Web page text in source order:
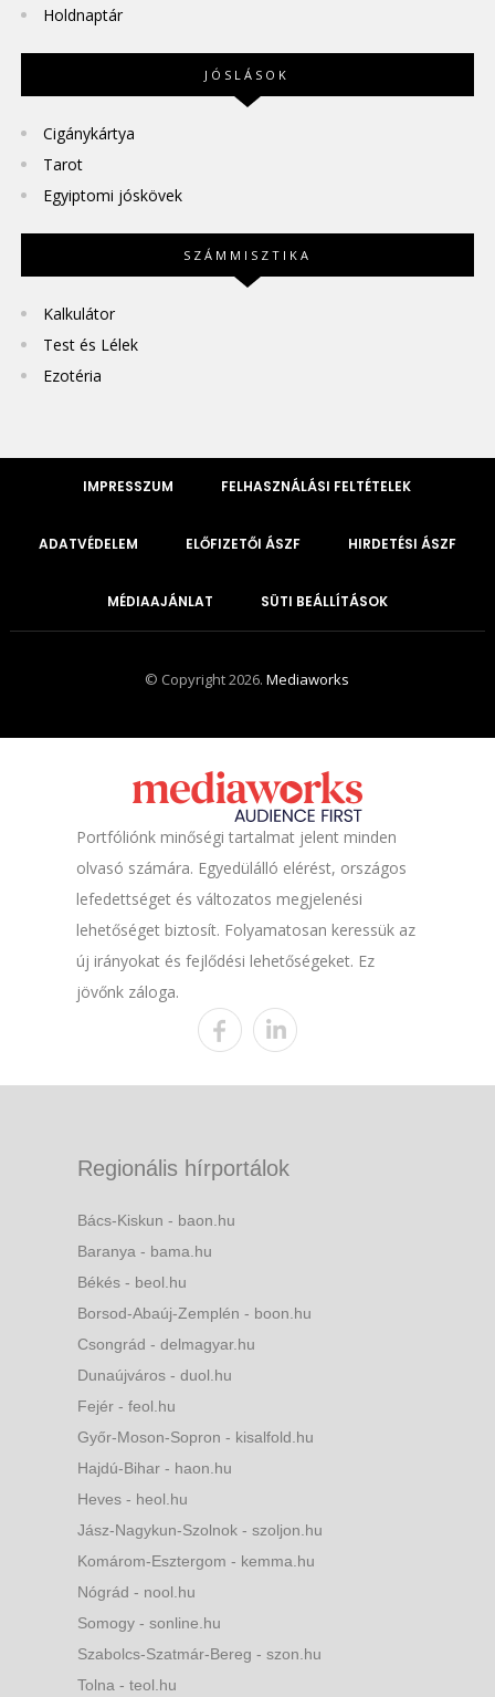
Holdnaptár
JÓSLÁSOK
Cigánykártya
Tarot
Egyiptomi jóskövek
SZÁMMISZTIKA
Kalkulátor
Test és Lélek
Ezotéria
IMPRESSZUM FELHASZNÁLÁSI FELTÉTELEK
ADATVÉDELEM ELŐFIZETŐI ÁSZF HIRDETÉSI ÁSZF
MÉDIAAJÁNLAT SÜTI BEÁLLÍTÁSOK
© Copyright 2026.Mediaworks
Portfóliónk minőségi tartalmat jelent minden
olvasó számára. Egyedülálló elérést, országos
lefedettséget és változatos megjelenési
lehetőséget biztosít. Folyamatosan keressük az
új irányokat és fejlődési lehetőségeket. Ez
jövőnk záloga.
Regionális hírportálok
Bács-Kiskun - baon.hu
Baranya - bama.hu
Békés - beol.hu
Borsod-Abaúj-Zemplén - boon.hu
Csongrád - delmagyar.hu
Dunaújváros - duol.hu
Fejér - feol.hu
Győr-Moson-Sopron - kisalfold.hu
Hajdú-Bihar - haon.hu
Heves - heol.hu
Jász-Nagykun-Szolnok - szoljon.hu
Komárom-Esztergom - kemma.hu
Nógrád - nool.hu
Somogy - sonline.hu
Szabolcs-Szatmár-Bereg - szon.hu
Tolna - teol.hu